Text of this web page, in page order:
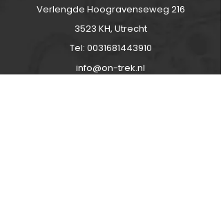
Verlengde Hoogravenseweg 216
3523 KH, Utrecht
Tel: 0031681443910
info@on-trek.nl